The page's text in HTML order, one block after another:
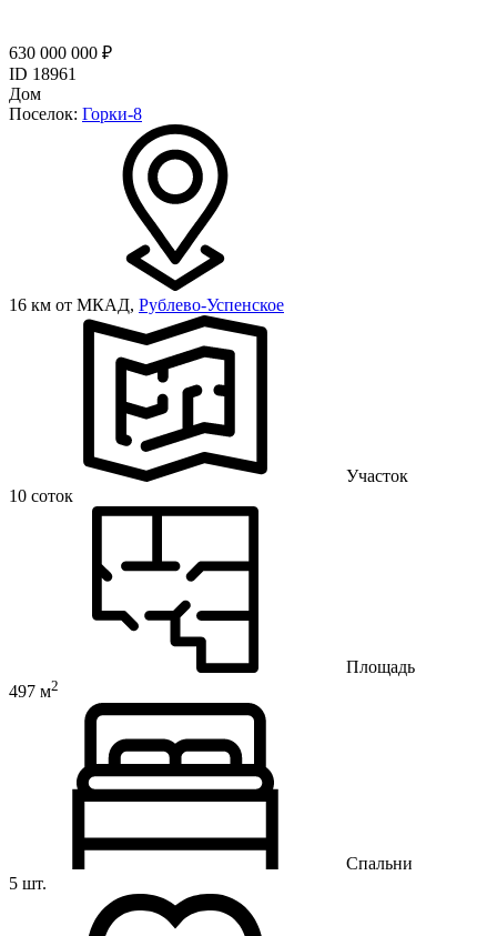
630 000 000 ₽
ID 18961
Дом
Поселок: Горки-8
16 км от МКАД, Рублево-Успенское
Участок
10 соток
Площадь
497 м2
Спальни
5 шт.